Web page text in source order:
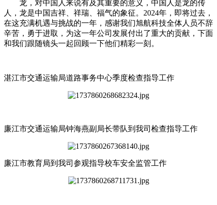
龙，对中国人来说有及其重要的意义，中国人是龙的传
人，龙是中国吉祥、祥瑞、福气的象征。2024年，即将过去，
在这充满机遇与挑战的一年，感谢我们旭航科技全体人员不辞
辛苦，勇于进取，为这一年公司发展付出了重大的贡献，下面
和我们跟随镜头一起回顾一下他们精彩一刻。
湛江市交通运输局道路事务中心季度检查指导工作
廉江市交通运输局钟海燕副局长带队到我司检查指导工作
廉江市教育局到我司参观指导校车安全监管工作